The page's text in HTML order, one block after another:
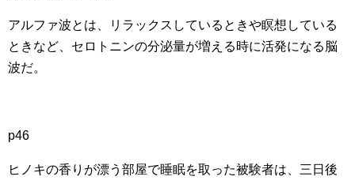
アルファ波とは、リラックスしているときや瞑想している
ときなど、セロトニンの分泌量が増える時に活発になる脳
波だ。
p46
ヒノキの香りが漂う部屋で睡眠を取った被験者は、三日後